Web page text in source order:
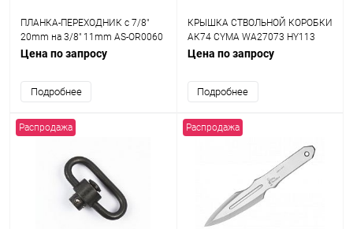
ПЛАНКА-ПЕРЕХОДНИК с 7/8"
20mm на 3/8" 11mm AS-OR0060
Цена по запросу
Подробнее
КРЫШКА СТВОЛЬНОЙ КОРОБКИ
АК74 CYMA WA27073 HY113
Цена по запросу
Подробнее
Распродажа Распродажа